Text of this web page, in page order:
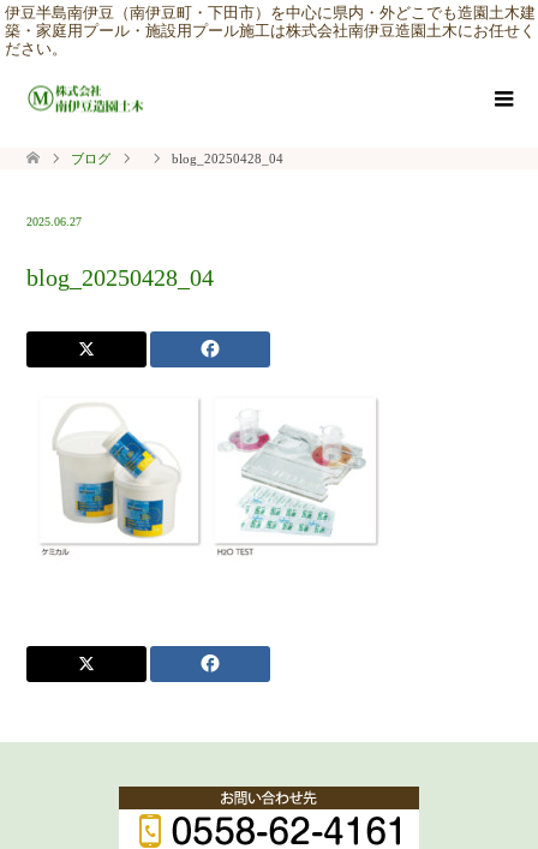
伊豆半島南伊豆（南伊豆町・下田市）を中心に県内・外どこでも造園土木建
築・家庭用プール・施設用プール施工は株式会社南伊豆造園土木にお任せく
ださい。
ブログ blog_20250428_04
2025.06.27
blog_20250428_04